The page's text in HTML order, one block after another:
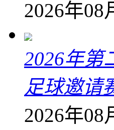
2026年08
2026年第
足球邀请
2026年08